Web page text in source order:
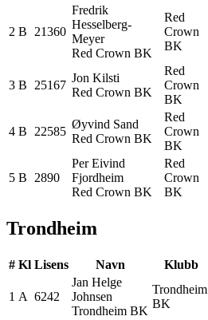
2 B 21360
Fredrik
Hesselberg-
Meyer
Red Crown BK
Red
Crown
BK
3 B 25167
Jon Kilsti
Red Crown BK
Red
Crown
BK
4 B 22585
Øyvind Sand
Red Crown BK
Red
Crown
BK
5 B 2890
Per Eivind
Fjordheim
Red Crown BK
Red
Crown
BK
Trondheim
# Kl Lisens Navn Klubb
1 A 6242
Jan Helge
Johnsen
Trondheim BK
Trondheim
BK